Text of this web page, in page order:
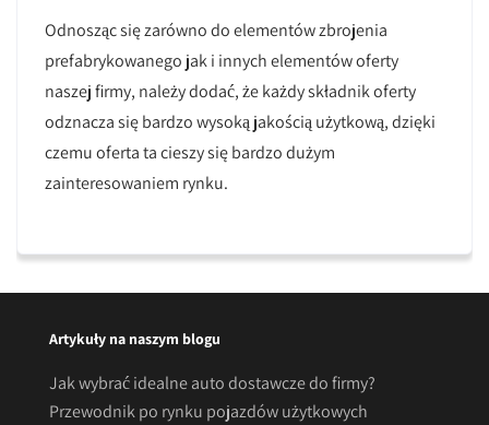
Odnosząc się zarówno do elementów zbrojenia
prefabrykowanego jak i innych elementów oferty
naszej firmy, należy dodać, że każdy składnik oferty
odznacza się bardzo wysoką jakością użytkową, dzięki
czemu oferta ta cieszy się bardzo dużym
zainteresowaniem rynku.
Artykuły na naszym blogu
Jak wybrać idealne auto dostawcze do firmy?
Przewodnik po rynku pojazdów użytkowych